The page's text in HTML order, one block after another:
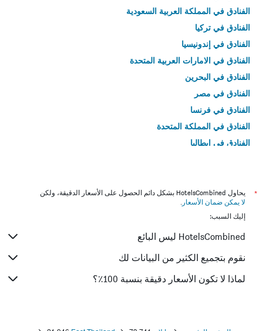
الفنادق في المملكة العربية السعودية
الفنادق في تركيا
الفنادق في إندونيسيا
الفنادق في الامارات العربية المتحدة
الفنادق في البحرين
الفنادق في مصر
الفنادق في فرنسا
الفنادق في المملكة المتحدة
الفنادق في إيطاليا
*
يحاول HotelsCombined بشكل دائم الحصول على الأسعار الدقيقة، ولكن
لا يمكن ضمان الأسعار .
إليك السبب:
HotelsCombined ليس البائع
نقوم بتجميع الكثير من البيانات لك
لماذا لا تكون الأسعار دقيقة بنسبة 100٪؟